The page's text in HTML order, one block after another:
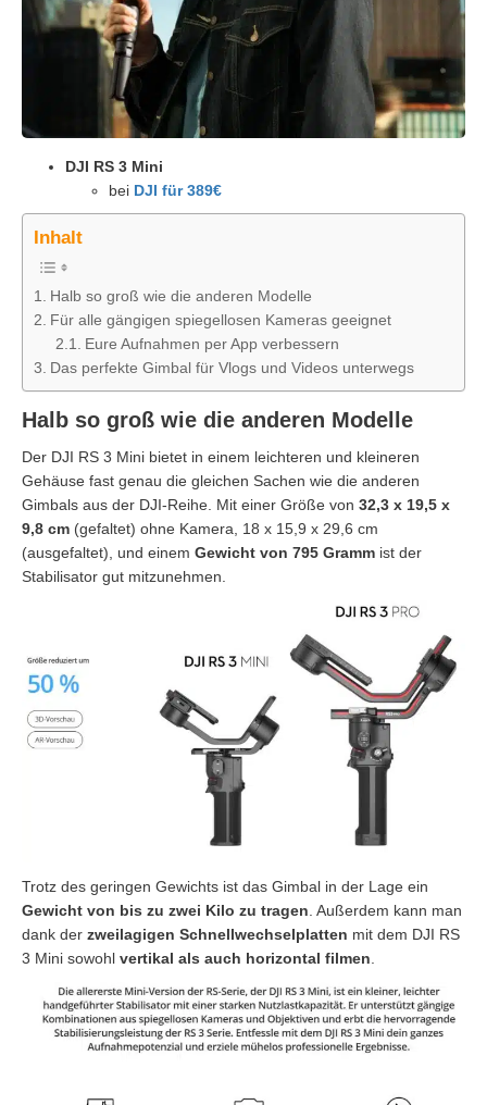
DJI RS 3 Mini
bei DJI für 389€
Inhalt
Halb so groß wie die anderen Modelle
Für alle gängigen spiegellosen Kameras geeignet
Eure Aufnahmen per App verbessern
Das perfekte Gimbal für Vlogs und Videos unterwegs
Halb so groß wie die anderen Modelle
Der DJI RS 3 Mini bietet in einem leichteren und kleineren
Gehäuse fast genau die gleichen Sachen wie die anderen
Gimbals aus der DJI-Reihe. Mit einer Größe von 32,3 x 19,5 x
9,8 cm (gefaltet) ohne Kamera, 18 x 15,9 x 29,6 cm
(ausgefaltet), und einem Gewicht von 795 Gramm ist der
Stabilisator gut mitzunehmen.
Trotz des geringen Gewichts ist das Gimbal in der Lage ein
Gewicht von bis zu zwei Kilo zu tragen . Außerdem kann man
dank der zweilagigen Schnellwechselplatten mit dem DJI RS
3 Mini sowohl vertikal als auch horizontal filmen